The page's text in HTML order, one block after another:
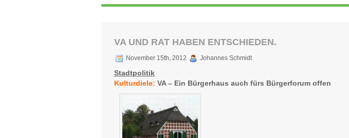
VA UND RAT HABEN ENTSCHIEDEN.
November 15th, 2012 Johannes Schmidt
Stadtpolitik
Kulturdiele: VA – Ein Bürgerhaus auch fürs Bürgerforum offen